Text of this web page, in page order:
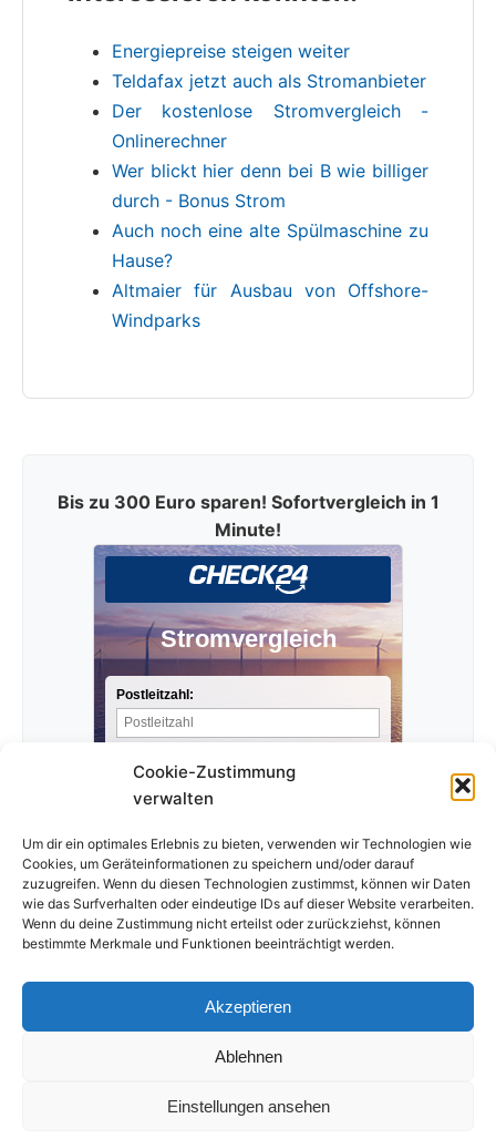
Cookie-Zustimmung
verwalten
Um dir ein optimales Erlebnis zu bieten, verwenden wir Technologien wie
Cookies, um Geräteinformationen zu speichern und/oder darauf
zuzugreifen. Wenn du diesen Technologien zustimmst, können wir Daten
wie das Surfverhalten oder eindeutige IDs auf dieser Website verarbeiten.
Wenn du deine Zustimmung nicht erteilst oder zurückziehst, können
bestimmte Merkmale und Funktionen beeinträchtigt werden.
Akzeptieren
Ablehnen
Einstellungen ansehen
Energiepreise steigen weiter
Teldafax jetzt auch als Stromanbieter
Der kostenlose Stromvergleich -
Onlinerechner
Wer blickt hier denn bei B wie billiger
durch - Bonus Strom
Auch noch eine alte Spülmaschine zu
Hause?
Altmaier für Ausbau von Offshore-
Windparks
Bis zu 300 Euro sparen! Sofortvergleich in 1
Minute!
Stromvergleich
Postleitzahl:
Datenschutzerklärung
© 2026 Der-Strompreis-Vergleich.de. Alle Rechte vorbehalten.